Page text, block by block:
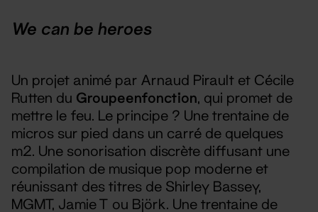
We can be heroes
Un projet animé par Arnaud Pirault et Cécile
Rutten du Groupeenfonction, qui promet de
mettre le feu. Le principe ? Une trentaine de
micros sur pied dans un carré de quelques
m2. Une sonorisation discrète diffusant une
compilation de musique pop moderne et
réunissant des titres de Shirley Bassey,
MGMT, Jamie T ou Björk. Une trentaine de